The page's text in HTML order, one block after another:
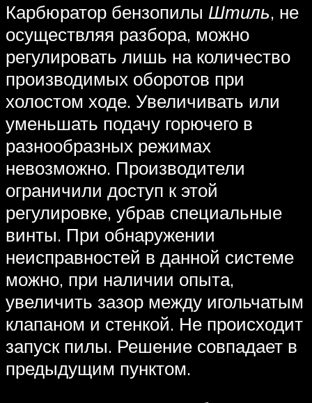
Карбюратор бензопилы Штиль, не
осуществляя разбора, можно
регулировать лишь на количество
производимых оборотов при
холостом ходе. Увеличивать или
уменьшать подачу горючего в
разнообразных режимах
невозможно. Производители
ограничили доступ к этой
регулировке, убрав специальные
винты. При обнаружении
неисправностей в данной системе
можно, при наличии опыта,
увеличить зазор между игольчатым
клапаном и стенкой. Не происходит
запуск пилы. Решение совпадает в
предыдущим пунктом.